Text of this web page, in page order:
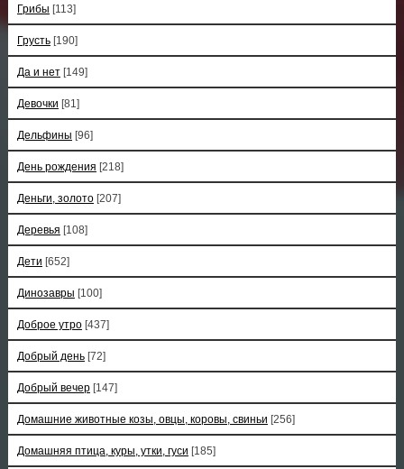
Грибы [113]
Грусть [190]
Да и нет [149]
Девочки [81]
Дельфины [96]
День рождения [218]
Деньги, золото [207]
Деревья [108]
Дети [652]
Динозавры [100]
Доброе утро [437]
Добрый день [72]
Добрый вечер [147]
Домашние животные козы, овцы, коровы, свиньи [256]
Домашняя птица, куры, утки, гуси [185]